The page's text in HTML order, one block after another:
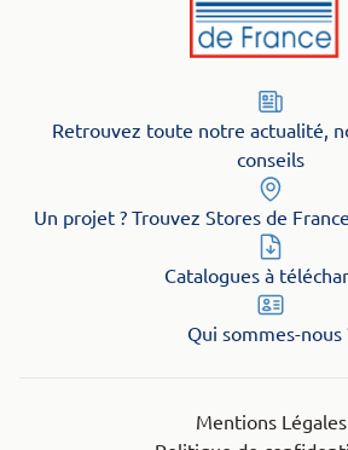
Retrouvez toute notre actualité,
conseils
Un projet ? Trouvez Stores de
Catalogues à
Qui sommes-nous
Mentions Légales